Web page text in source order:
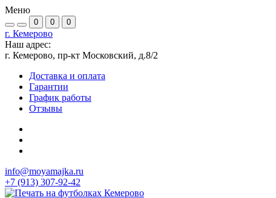
Меню
0 0 0
г. Кемерово
Наш адрес:
г. Кемерово, пр-кт Московский, д.8/2
Доставка и оплата
Гарантии
График работы
Отзывы
info@moyamajka.ru
+7 (913) 307-92-42